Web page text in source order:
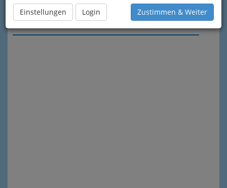
Einstellungen Login Zustimmen & Weiter
Meine Nachricht senden